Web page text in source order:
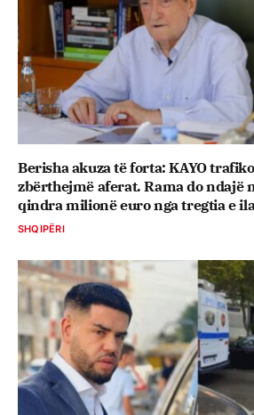
Berisha akuza të forta: KAYO
zbërthejmë aferat. Rama do ndajë
qindra milionë euro nga tregtia e
SHQIPËRI